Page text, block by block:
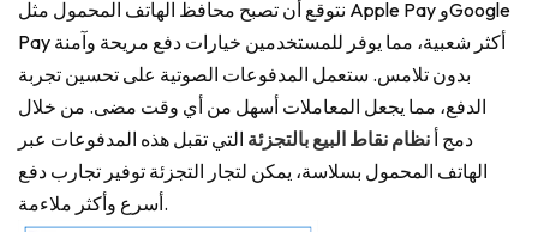
نتوقع أن تصبح محافظ الهاتف المحمول مثل Apple Pay وGoogle
Pay أكثر شعبية، مما يوفر للمستخدمين خيارات دفع مريحة وآمنة
بدون تلامس. ستعمل المدفوعات الصوتية على تحسين تجربة
الدفع، مما يجعل المعاملات أسهل من أي وقت مضى. من خلال
دمج أ نظام نقاط البيع بالتجزئة التي تقبل هذه المدفوعات عبر
الهاتف المحمول بسلاسة، يمكن لتجار التجزئة توفير تجارب دفع
أسرع وأكثر ملاءمة.